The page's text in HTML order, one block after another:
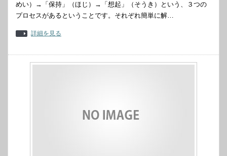
めい）→「保持」（ほじ）→「想起」（そうき）という、３つの
プロセスがあるということです。それぞれ簡単に解…
詳細を見る